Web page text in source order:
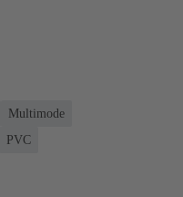
Multimode
PVC